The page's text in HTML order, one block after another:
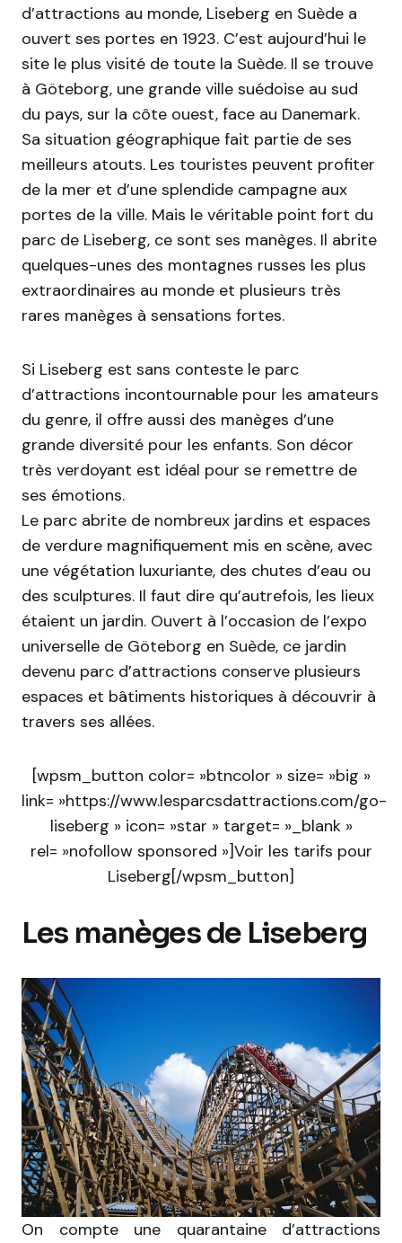
d’attractions au monde, Liseberg en Suède a
ouvert ses portes en 1923. C’est aujourd’hui le
site le plus visité de toute la Suède. Il se trouve
à Göteborg, une grande ville suédoise au sud
du pays, sur la côte ouest, face au Danemark.
Sa situation géographique fait partie de ses
meilleurs atouts. Les touristes peuvent profiter
de la mer et d’une splendide campagne aux
portes de la ville. Mais le véritable point fort du
parc de Liseberg, ce sont ses manèges. Il abrite
quelques-unes des montagnes russes les plus
extraordinaires au monde et plusieurs très
rares manèges à sensations fortes.
Si Liseberg est sans conteste le parc
d’attractions incontournable pour les amateurs
du genre, il offre aussi des manèges d’une
grande diversité pour les enfants. Son décor
très verdoyant est idéal pour se remettre de
ses émotions.
Le parc abrite de nombreux jardins et espaces
de verdure magnifiquement mis en scène, avec
une végétation luxuriante, des chutes d’eau ou
des sculptures. Il faut dire qu’autrefois, les lieux
étaient un jardin. Ouvert à l’occasion de l’expo
universelle de Göteborg en Suède, ce jardin
devenu parc d’attractions conserve plusieurs
espaces et bâtiments historiques à découvrir à
travers ses allées.
[wpsm_button color= »btncolor » size= »big »
link= »https://www.lesparcsdattractions.com/go-
liseberg » icon= »star » target= »_blank »
rel= »nofollow sponsored »]Voir les tarifs pour
Liseberg[/wpsm_button]
Les manèges de Liseberg
On compte une quarantaine d’attractions